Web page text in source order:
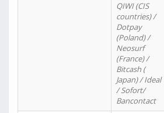
QIWI (CIS
countries) /
Dotpay
(Poland) /
Neosurf
(France) /
Bitcash (
Japan) / Ideal
/ Sofort/
Bancontact